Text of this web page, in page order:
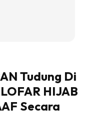
Tudung Di
HIJAB
Secara